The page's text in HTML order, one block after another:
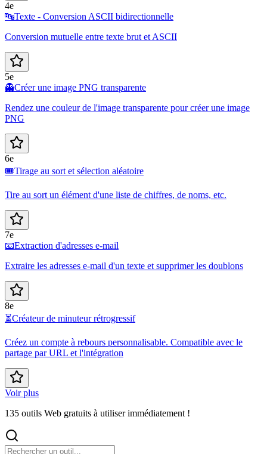
4e
🔤Texte - Conversion ASCII bidirectionnelle
Conversion mutuelle entre texte brut et ASCII
5e
👻Créer une image PNG transparente
Rendez une couleur de l'image transparente pour créer une image
PNG
6e
🎟️Tirage au sort et sélection aléatoire
Tire au sort un élément d'une liste de chiffres, de noms, etc.
7e
📧Extraction d'adresses e-mail
Extraire les adresses e-mail d'un texte et supprimer les doublons
8e
⏳Créateur de minuteur rétrogressif
Créez un compte à rebours personnalisable. Compatible avec le
partage par URL et l'intégration
Voir plus
135 outils Web gratuits à utiliser immédiatement !